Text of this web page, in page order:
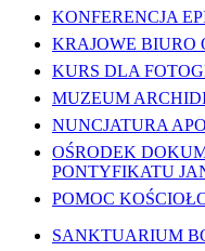
KONFERENCJA
KRAJOWE BIURO
KURS DLA
MUZEUM
NUNCJATURA
OŚRODEK
PONTYFIKATU
POMOC
SANKTUARIUM